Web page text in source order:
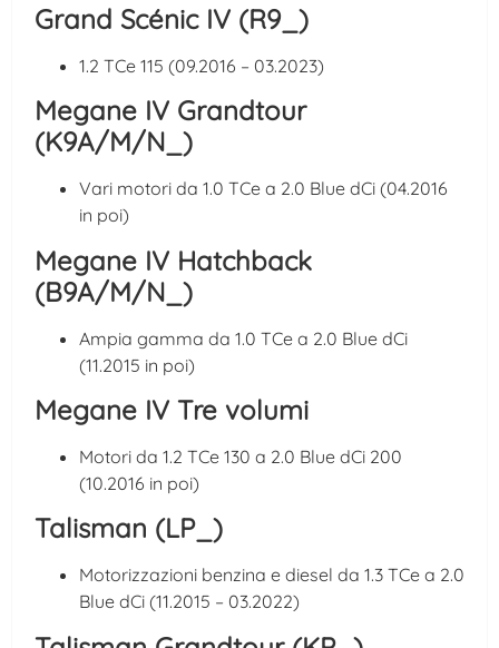
Grand Scénic IV (R9_)
1.2 TCe 115 (09.2016 – 03.2023)
Megane IV Grandtour
(K9A/M/N_)
Vari motori da 1.0 TCe a 2.0 Blue dCi (04.2016
in poi)
Megane IV Hatchback
(B9A/M/N_)
Ampia gamma da 1.0 TCe a 2.0 Blue dCi
(11.2015 in poi)
Megane IV Tre volumi
Motori da 1.2 TCe 130 a 2.0 Blue dCi 200
(10.2016 in poi)
Talisman (LP_)
Motorizzazioni benzina e diesel da 1.3 TCe a 2.0
Blue dCi (11.2015 – 03.2022)